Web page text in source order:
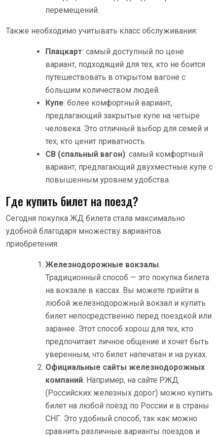
перемещений.
Также необходимо учитывать класс обслуживания:
Плацкарт: самый доступный по цене
вариант, подходящий для тех, кто не боится
путешествовать в открытом вагоне с
большим количеством людей.
Купе: более комфортный вариант,
предлагающий закрытые купе на четыре
человека. Это отличный выбор для семей и
тех, кто ценит приватность.
СВ (спальный вагон): самый комфортный
вариант, предлагающий двухместные купе с
повышенным уровнем удобства.
Где купить билет на поезд?
Сегодня покупка ЖД билета стала максимально
удобной благодаря множеству вариантов
приобретения:
Железнодорожные вокзалы.
Традиционный способ — это покупка билета
на вокзале в кассах. Вы можете прийти в
любой железнодорожный вокзал и купить
билет непосредственно перед поездкой или
заранее. Этот способ хорош для тех, кто
предпочитает личное общение и хочет быть
уверенным, что билет напечатан и на руках.
Официальные сайты железнодорожных
компаний. Например, на сайте РЖД
(Российских железных дорог) можно купить
билет на любой поезд по России и в страны
СНГ. Это удобный способ, так как можно
сравнить различные варианты поездов и